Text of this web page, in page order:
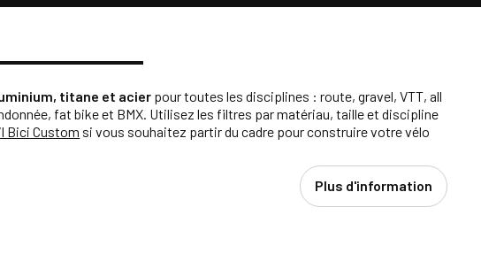
titane et acier pour toutes les disciplines : route, gravel, VTT, all
fat bike et BMX. Utilisez les filtres par matériau, taille et discipline
Bici Custom si vous souhaitez partir du cadre pour construire votre vélo
Plus d'information